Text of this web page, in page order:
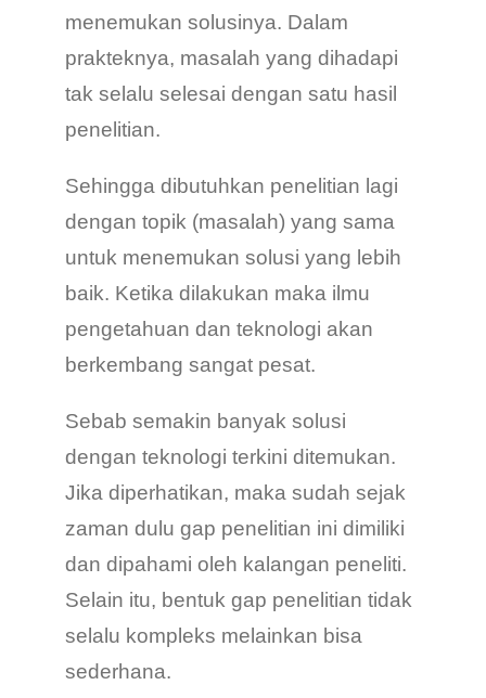
menemukan solusinya. Dalam
prakteknya, masalah yang dihadapi
tak selalu selesai dengan satu hasil
penelitian.
Sehingga dibutuhkan penelitian lagi
dengan topik (masalah) yang sama
untuk menemukan solusi yang lebih
baik. Ketika dilakukan maka ilmu
pengetahuan dan teknologi akan
berkembang sangat pesat.
Sebab semakin banyak solusi
dengan teknologi terkini ditemukan.
Jika diperhatikan, maka sudah sejak
zaman dulu gap penelitian ini dimiliki
dan dipahami oleh kalangan peneliti.
Selain itu, bentuk gap penelitian tidak
selalu kompleks melainkan bisa
sederhana.